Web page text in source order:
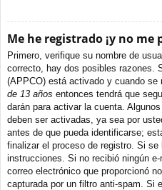
Me he registrado ¡y no
Primero, verifique su nombre de
correcto, hay dos posibles razones.
(APPCO) está activado y cuando se
de 13 años entonces tendrá que
darán para activar la cuenta.
deben ser activadas, ya sea por
antes de que pueda identificarse;
finalizar el proceso de registro. Si
instrucciones. Si no recibió ningún
correo electrónico que proporcionó
capturada por un filtro anti-spam. Si